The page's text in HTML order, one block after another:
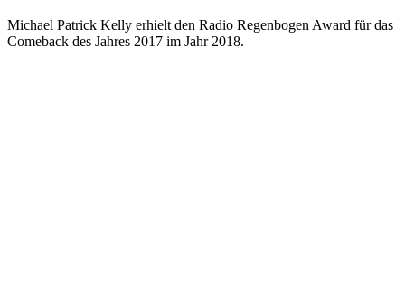
Michael Patrick Kelly erhielt den Radio Regenbogen Award für das
Comeback des Jahres 2017 im Jahr 2018.